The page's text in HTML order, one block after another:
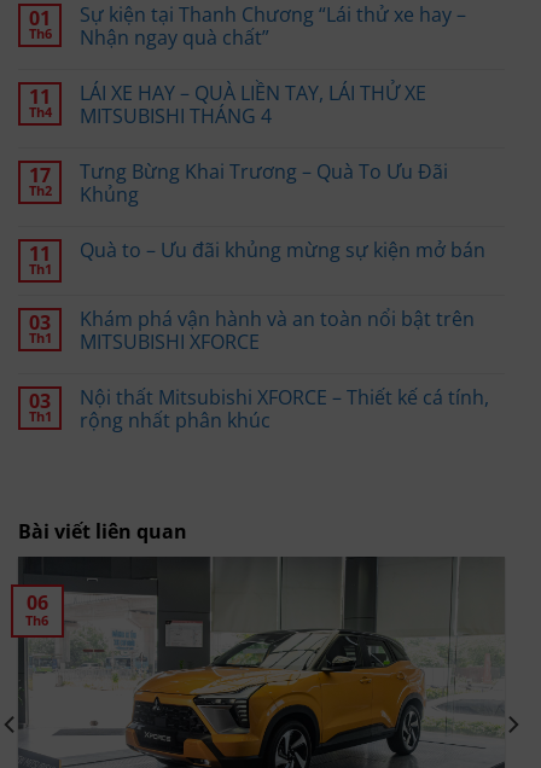
01
Th6
Sự kiện tại Thanh Chương “Lái thử xe hay –
Nhận ngay quà chất”
11
Th4
LÁI XE HAY – QUÀ LIỀN TAY, LÁI THỬ XE
MITSUBISHI THÁNG 4
17
Th2
Tưng Bừng Khai Trương – Quà To Ưu Đãi
Khủng
11
Th1
Quà to – Ưu đãi khủng mừng sự kiện mở bán
03
Th1
Khám phá vận hành và an toàn nổi bật trên
MITSUBISHI XFORCE
03
Th1
Nội thất Mitsubishi XFORCE – Thiết kế cá tính,
rộng nhất phân khúc
Bài viết liên quan
06
Th6